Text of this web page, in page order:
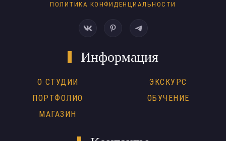
ПОЛИТИКА КОНФИДЕНЦИАЛЬНОСТИ
Информация
О СТУДИИ
ПОРТФОЛИО
МАГАЗИН
ЭКСКУРС
ОБУЧЕНИЕ